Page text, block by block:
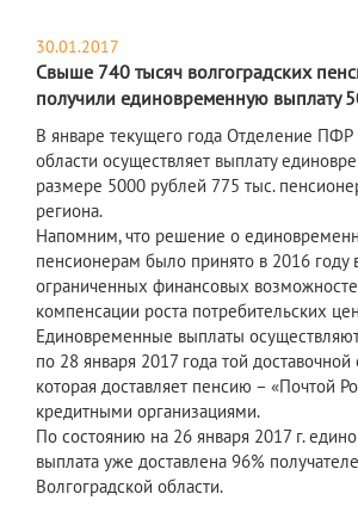
30.01.2017
Свыше 740 тысяч волгоградских
получили единовременную выплату
В январе текущего года Отделение ПФР
области осуществляет выплату
размере 5000 рублей 775 тыс.
региона.
Напомним, что решение о
пенсионерам было принято в 2016 году
ограниченных финансовых
компенсации роста потребительских
Единовременные выплаты
по 28 января 2017 года той доставочной
которая доставляет пенсию – «Почтой
кредитными организациями.
По состоянию на 26 января 2017 г.
выплата уже доставлена 96%
Волгоградской области.